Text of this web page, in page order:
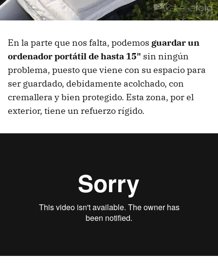
En la parte que nos falta, podemos guardar un
ordenador portátil de hasta 15" sin ningún
problema, puesto que viene con su espacio para
ser guardado, debidamente acolchado, con
cremallera y bien protegido. Esta zona, por el
exterior, tiene un refuerzo rígido.